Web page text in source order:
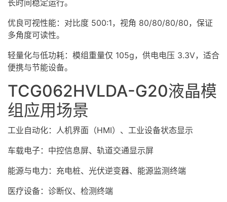
长时间稳定运行。
优良可视性能：对比度 500:1，视角 80/80/80/80，保证
多角度可读性。
轻量化与低功耗：模组重量仅 105g，供电电压 3.3V，适合
便携与节能设备。
TCG062HVLDA-G20液晶模
组应用场景
工业自动化：人机界面（HMI）、工业设备状态显示
车载电子：中控信息屏、轨道交通显示屏
能源与电力：充电桩、光伏逆变器、能源监测终端
医疗设备：诊断仪、检测终端